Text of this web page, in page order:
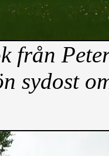
från
sydost